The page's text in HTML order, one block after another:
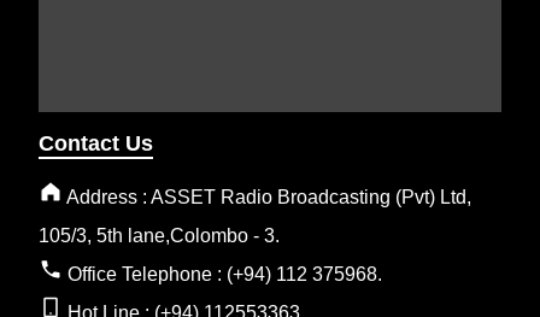
Contact Us
Address : ASSET Radio Broadcasting (Pvt) Ltd,
105/3, 5th lane,Colombo - 3.
Office Telephone : (+94) 112 375968.
Hot Line : (+94) 112553363.